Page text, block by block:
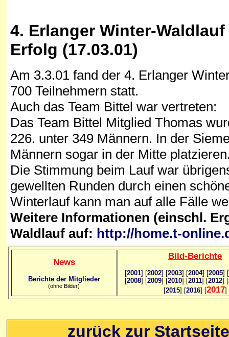
4. Erlanger Winter-
Erfolg (17.03.01)
Am 3.3.01 fand der 4. Erlanger
700 Teilnehmern statt.
Auch das Team Bittel war vertreten:
Das Team Bittel Mitglied Thomas
226. unter 349 Männern. In der
Männern sogar in der Mitte
Die Stimmung beim Lauf war
gewellten Runden durch einen
Winterlauf kann man auf alle Fälle
Weitere Informationen (einschl.
Waldlauf auf: http://home.t-
News
Berichte der Mitglieder
(ohne Bilder)
Bild-Berichte
[2001] [2002] [2003] [2004] [2005] [
[2008] [2009] [2010] [2011] [2012] [
[2015] [2016] [2017]
zurück zur